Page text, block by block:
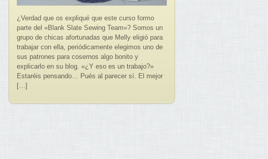
¿Verdad que os expliqué que este curso formo
parte del «Blank Slate Sewing Team»? Somos un
grupo de chicas afortunadas que Melly eligió para
trabajar con ella, periódicamente elegimos uno de
sus patrones para cosernos algo bonito y
explicarlo en su blog. «¿Y eso es un trabajo?»
Estaréis pensando… Pués al parecer sí. El mejor
[…]